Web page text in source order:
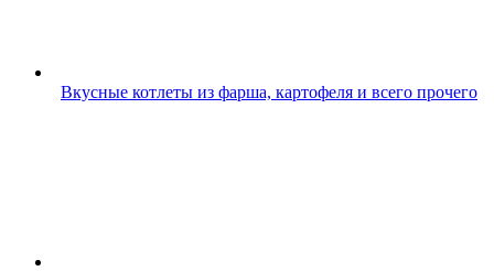
Вкусные котлеты из фарша, картофеля и всего прочего